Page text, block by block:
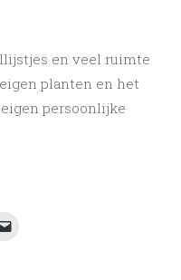
en veel ruimte
planten en het
persoonlijke